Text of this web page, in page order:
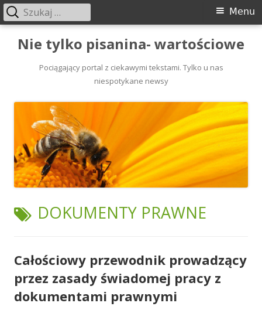
PrzeskoczNie tylko pisanina- wartościowe
Pociągający portal z ciekawymi tekstami. Tylko u nas
niespotykane newsy
Menu
główne
Menu
Szukaj:
TAGI:
DOKUMENTY PRAWNE
Całościowy przewodnik prowadzący
przez zasady świadomej pracy z
dokumentami prawnymi